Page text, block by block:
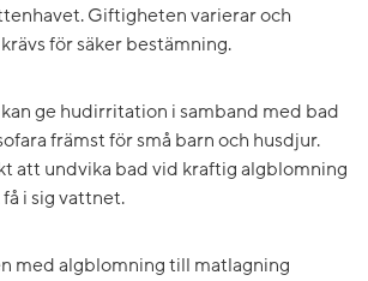
Giftigheten varierar och
för säker bestämning.
ge hudirritation i samband med bad
främst för små barn och husdjur.
att undvika bad vid kraftig algblomning
i sig vattnet.
med algblomning till matlagning